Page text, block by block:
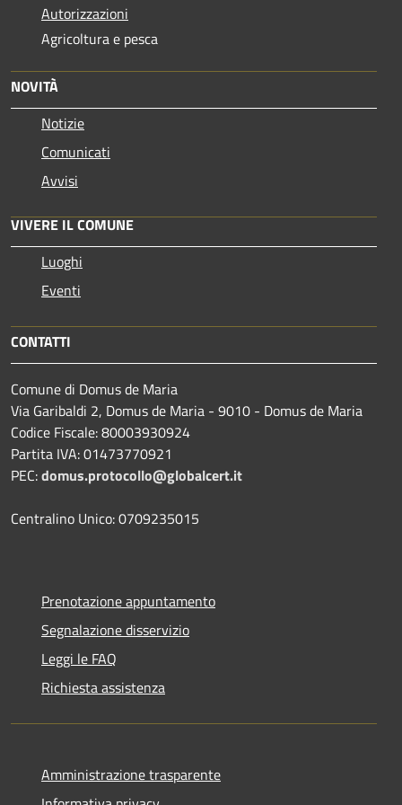
Autorizzazioni
Agricoltura e pesca
NOVITÀ
Notizie
Comunicati
Avvisi
VIVERE IL COMUNE
Luoghi
Eventi
CONTATTI
Comune di Domus de Maria
Via Garibaldi 2, Domus de Maria - 9010 - Domus de Maria
Codice Fiscale: 80003930924
Partita IVA: 01473770921
PEC:domus.protocollo@globalcert.it
Centralino Unico: 0709235015
Prenotazione appuntamento
Segnalazione disservizio
Leggi le FAQ
Richiesta assistenza
Amministrazione trasparente